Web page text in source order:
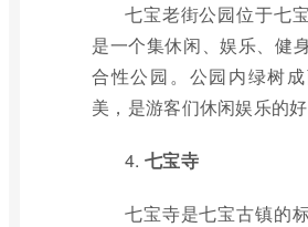
七宝老街公园位于七
是一个集休闲、娱乐、健
合性公园。公园内绿树
美，是游客们休闲娱乐的好
4. 七宝寺
七宝寺是七宝古镇的